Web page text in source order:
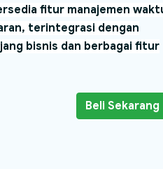
fitur manajemen
terintegrasi dengan
bisnis dan berbagai fitur
Beli Sekarang